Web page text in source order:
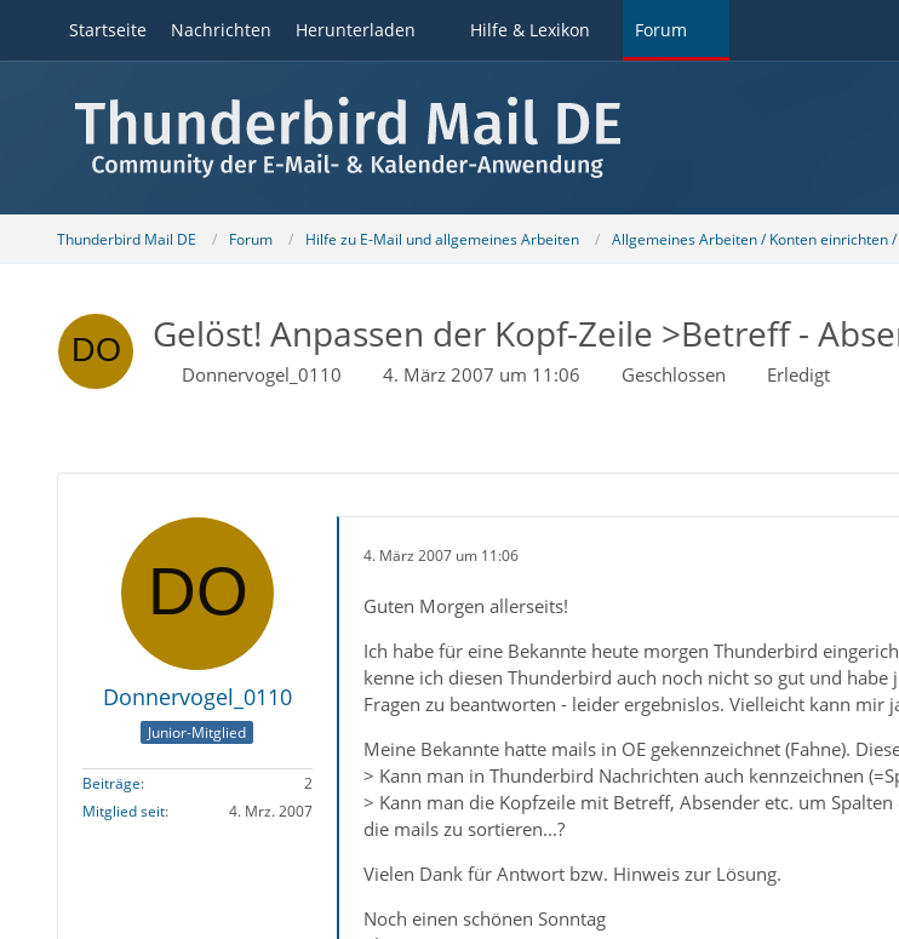
Startseite Nachrichten Herunterladen Hilfe & Lexikon Forum
Thunderbird Mail DE Forum Hilfe zu E-Mail und allgemeines Arbeiten Allgemeines Arbeiten / Konten einrichten
Gelöst! Anpassen der Kopf-Zeile >Betreff -
Donnervogel_0110 4. März 2007 um 11:06 Geschlossen Erledigt
Donnervogel_0110
Junior-Mitglied
Beiträge
2
Mitglied seit
4. Mrz. 2007
4. März 2007 um 11:06
Guten Morgen allerseits!
Ich habe für eine Bekannte heute morgen Thunderbird
kenne ich diesen Thunderbird auch noch nicht so gut und
Fragen zu beantworten - leider ergebnislos. Vielleicht kann mir
Meine Bekannte hatte mails in OE gekennzeichnet (Fahne).
> Kann man in Thunderbird Nachrichten auch kennzeichnen
> Kann man die Kopfzeile mit Betreff, Absender etc. um
die mails zu sortieren...?
Vielen Dank für Antwort bzw. Hinweis zur Lösung.
Noch einen schönen Sonntag